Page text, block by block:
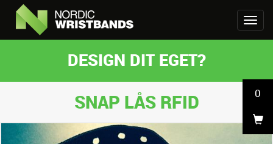
0
DESIGN DIT EGET?
SNAP LÅS RFID